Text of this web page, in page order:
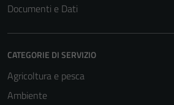
Documenti e Dati
CATEGORIE DI SERVIZIO
Agricoltura e pesca
Ambiente